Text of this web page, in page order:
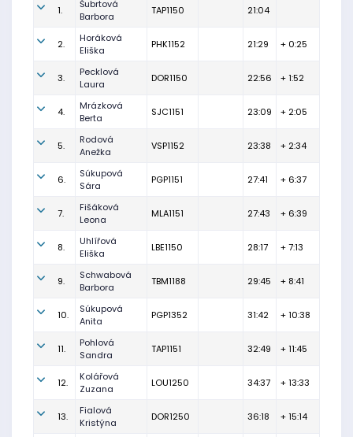
1.
Šubrtová
Barbora
TAP1150 21:04
2.
Horáková
Eliška
PHK1152 21:29 + 0:25
3.
Pecklová
Laura
DOR1150 22:56 + 1:52
4.
Mrázková
Berta
SJC1151 23:09 + 2:05
5.
Rodová
Anežka
VSP1152 23:38 + 2:34
6.
Súkupová
Sára
PGP1151 27:41 + 6:37
7.
Fišáková
Leona
MLA1151 27:43 + 6:39
8.
Uhlířová
Eliška
LBE1150 28:17 + 7:13
9.
Schwabová
Barbora
TBM1188 29:45 + 8:41
10.
Súkupová
Anita
PGP1352 31:42 + 10:38
11.
Pohlová
Sandra
TAP1151 32:49 + 11:45
12.
Kolářová
Zuzana
LOU1250 34:37 + 13:33
13.
Fialová
Kristýna
DOR1250 36:18 + 15:14